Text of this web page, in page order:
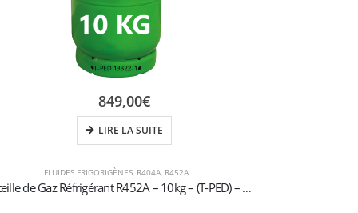
FLUIDES FRIGORIGÈNES, R404A, R452A
Bouteille de Gaz Réfrigérant R452A – 10kg – (T-PED) – Vanne 1/4″ SAE
849,00€
LIRE LA SUITE